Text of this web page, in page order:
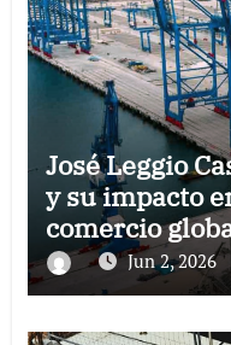
José Leggio
y su impacto
comercio
Jun 2, 2026